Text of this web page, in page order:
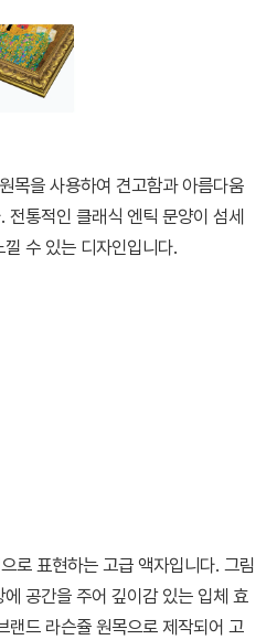
목을 사용하여 견고함과 아름다움
통적인 클래식 엔틱 문양이 섬세
수 있는 디자인입니다.
로 표현하는 고급 액자입니다. 그림
공간을 주어 깊이감 있는 입체 효
랜드 라슨쥴 원목으로 제작되어 고